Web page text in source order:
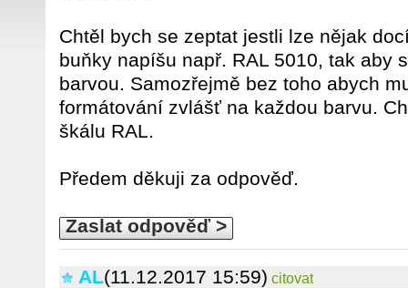
Chtěl bych se zeptat jestli lze nějak
buňky napíšu např. RAL 5010, tak aby
barvou. Samozřejmě bez toho abych
formátování zvlášť na každou barvu.
škálu RAL.
Předem děkuji za odpověď.
Zaslat odpověď >
AL(11.12.2017 15:59) citovat